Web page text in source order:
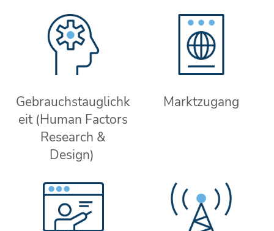
Gebrauchstauglichk
eit (Human Factors
Research &
Design)
Marktzugang